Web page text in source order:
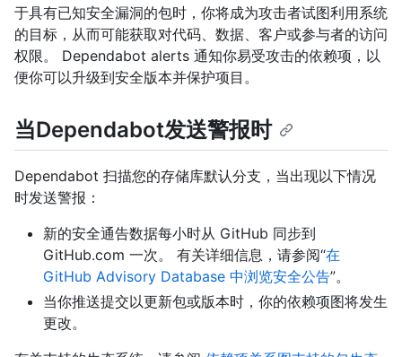
于具有已知安全漏洞的包时，你将成为攻击者试图利用系统
的目标，从而可能获取对代码、数据、客户或参与者的访问
权限。 Dependabot alerts 通知你易受攻击的依赖项，以
便你可以升级到安全版本并保护项目。
当Dependabot发送警报时
Dependabot 扫描您的存储库默认分支，当出现以下情况
时发送警报：
新的安全通告数据每小时从 GitHub 同步到
GitHub.com 一次。 有关详细信息，请参阅“在
GitHub Advisory Database 中浏览安全公告”。
当你推送提交以更新包或版本时，你的依赖项图将发生
更改。